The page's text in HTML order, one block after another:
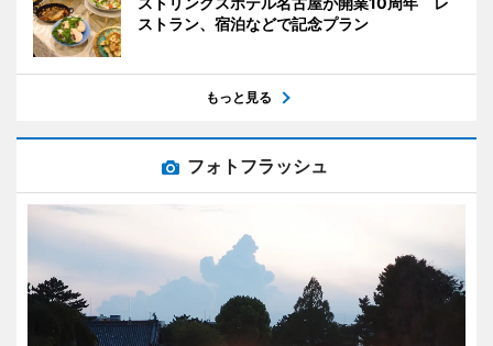
ストラン、宿泊などで記念プラン
もっと見る
フォトフラッシュ